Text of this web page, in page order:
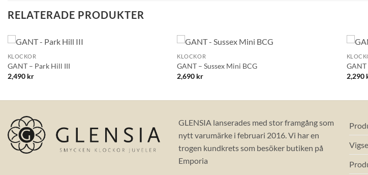
RELATERADE PRODUKTER
+
KLOCKOR
GANT – Park Hill III
2,490 kr
+
KLOCKOR
GANT – Sussex Mini BCG
2,690 kr
+
GANT
2,290
GLENSIA lanserades med stor framgång som
nytt varumärke i februari 2016. Vi har en
trogen kundkrets som besöker butiken på
Emporia